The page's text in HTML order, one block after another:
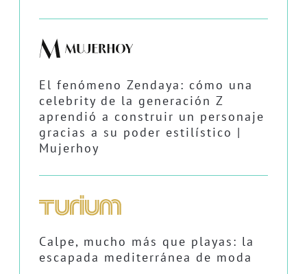
El fenómeno Zendaya: cómo una
celebrity de la generación Z
aprendió a construir un personaje
gracias a su poder estilístico |
Mujerhoy
Calpe, mucho más que playas: la
escapada mediterránea de moda